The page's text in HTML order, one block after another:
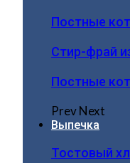
Постные
Стир-фрай
Постные
PrevNext
Выпечка
Тостовый